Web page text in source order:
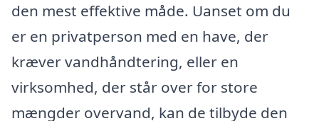
den mest effektive måde. Uanset om du
er en privatperson med en have, der
kræver vandhåndtering, eller en
virksomhed, der står over for store
mængder overvand, kan de tilbyde den